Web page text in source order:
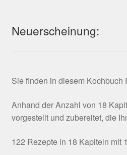
Neuerscheinung:
Sie finden in diesem Kochbuch
Anhand der Anzahl von 18
vorgestellt und zubereitet, die
122 Rezepte in 18 Kapiteln mit